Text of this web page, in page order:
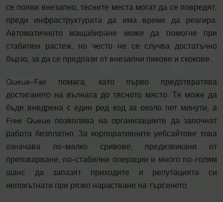
се появи внезапно, тесните места могат да се повредят,
преди инфраструктурата да има време да реагира.
Автоматичното мащабиране може да помогне при
стабилен растеж, но често не се случва достатъчно
бързо, за да се предпази от внезапни пикове и скокове.
Queue-Fair помага, като първо предотвратява
достигането на вълната до тясното място. Тя може да
бъде внедрена с един ред код за около пет минути, а
Free Queue позволява на организациите да започнат
работа безплатно. За корпоративните уебсайтове това
означава по-малко сривове, предизвикани от
претоварване, по-стабилни операции и много по-голям
шанс да запазят приходите и репутацията си
непокътнати при рязко нарастване на търсенето.